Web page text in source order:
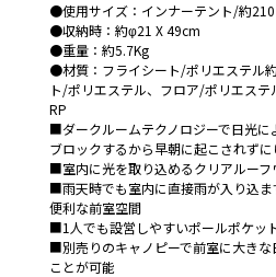
●使用サイズ：インナーテント/約
●収納時：約φ21 X 49cm
●重量：約5.7Kg
●材質：フライシート/ポリエステル
ト/ポリエステル、フロア/ポリエス
RP
■ダークルームテクノロジーで日光に
ブロックするから早朝に起こされず
■室内に光を取り込めるクリアルーフ
■雨天時でも室内に直接雨が入り込ま
便利な前室空間
■1人でも設営しやすいポールポケッ
■別売りのキャノピーで前室に大きな
ことが可能